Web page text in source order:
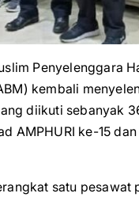
Penyelenggara
kembali
diikuti sebanyak
AMPHURI ke-15
satu